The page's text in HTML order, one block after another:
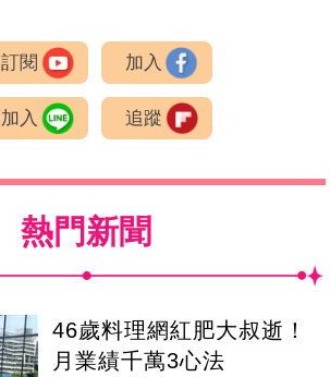
訂閱 加入
加入 追蹤
熱門新聞
46歲料理網紅肥大叔逝！
月業績千萬3心法